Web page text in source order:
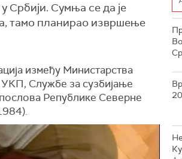
Србији. Сумња се да је
тамо планирао извршење
између Министарства
Службе за сузбијање
Републике Северне